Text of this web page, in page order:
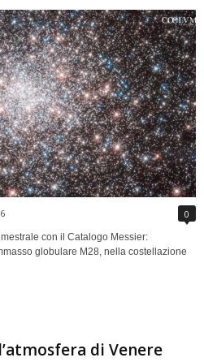
0
con il Catalogo Messier:
globulare M28, nella costellazione
di Venere